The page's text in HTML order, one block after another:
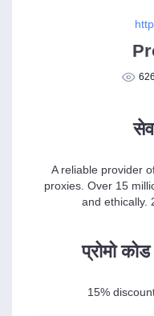
626
A reliable provider
proxies. Over 15
and ethically.
प्रोमो
15%